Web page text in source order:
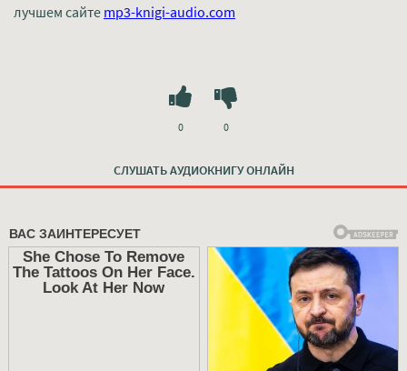
лучшем сайте mp3-knigi-audio.com
СЛУШАТЬ АУДИОКНИГУ ОНЛАЙН
0 0